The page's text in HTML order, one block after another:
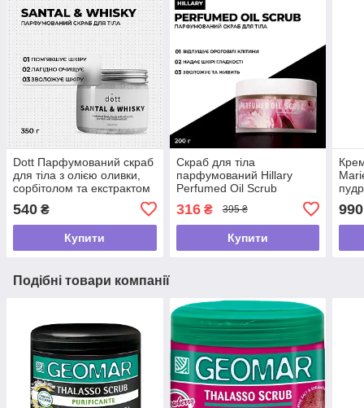
Dott Парфумований скраб
для тіла з олією оливки,
сорбітолом та екстрактом
липи | SANTAL & WHISKY,
350 g
540 ₴
Купити
Скраб для тіла
парфумований Hillary
Perfumed Oil Scrub
316₴ 395 ₴
Купити
990
Подібні товари компанії